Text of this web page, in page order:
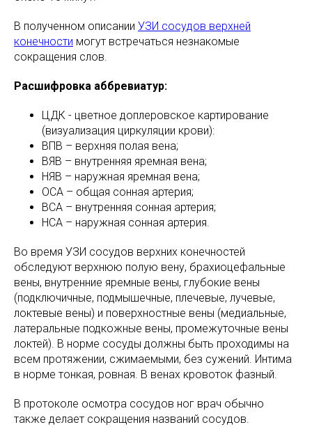
В полученном описании УЗИ сосудов верхней
конечности могут встречаться незнакомые
сокращения слов.
Расшифровка аббревиатур:
ЦДК - цветное доплеровское картирование
(визуализация циркуляции крови):
ВПВ – верхняя полая вена;
ВЯВ – внутренняя яремная вена;
НЯВ – наружная яремная вена;
ОСА – общая сонная артерия;
ВСА – внутренняя сонная артерия;
НСА – наружная сонная артерия.
Во время УЗИ сосудов верхних конечностей
обследуют верхнюю полую вену, брахиоцефальные
вены, внутренние яремные вены, глубокие вены
(подключичные, подмышечные, плечевые, лучевые,
локтевые вены) и поверхностные вены (медиальные,
латеральные подкожные вены, промежуточные вены
локтей). В норме сосуды должны быть проходимы на
всем протяжении, сжимаемыми, без сужений. Интима
в норме тонкая, ровная. В венах кровоток фазный.
В протоколе осмотра сосудов ног врач обычно
также делает сокращения названий сосудов.